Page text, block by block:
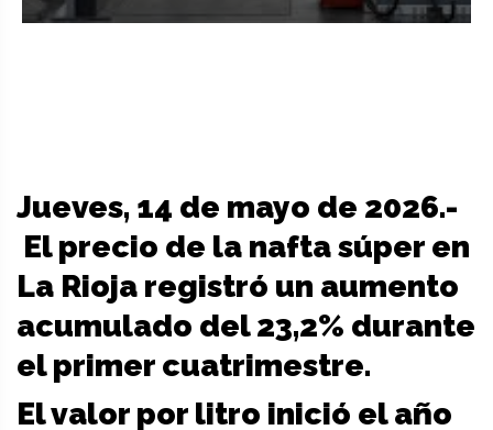
Jueves, 14 de mayo de 2026.-
El precio de la nafta súper en
La Rioja registró un aumento
acumulado del 23,2% durante
el primer cuatrimestre.
El valor por litro inició el año